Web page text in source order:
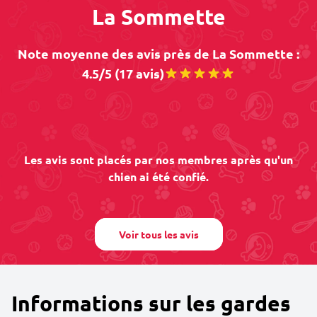
La Sommette
Note moyenne des avis près de La Sommette :
4.5/5 (17 avis)
Les avis sont placés par nos membres après qu'un
chien ai été confié.
Voir tous les avis
Informations sur les gardes